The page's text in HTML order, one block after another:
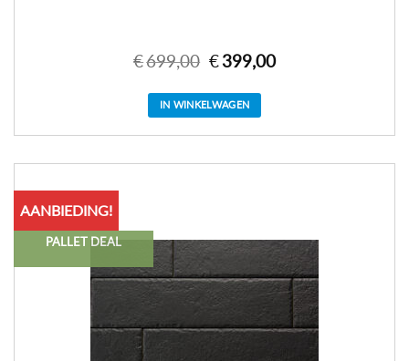
€699,00 Oorspronkelijke
prijs
€399,00Huidige
prijs
IN WINKELWAGEN
AANBIEDING!
PALLET DEAL